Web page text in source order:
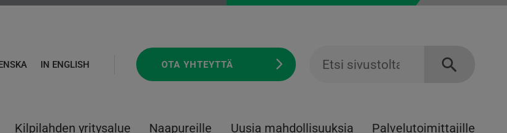
IN ENGLISH OTA YHTEYTTÄ
Kilpilahden yritysalue Naapureille Uusia mahdollisuuksia Palvelu­toimittajille